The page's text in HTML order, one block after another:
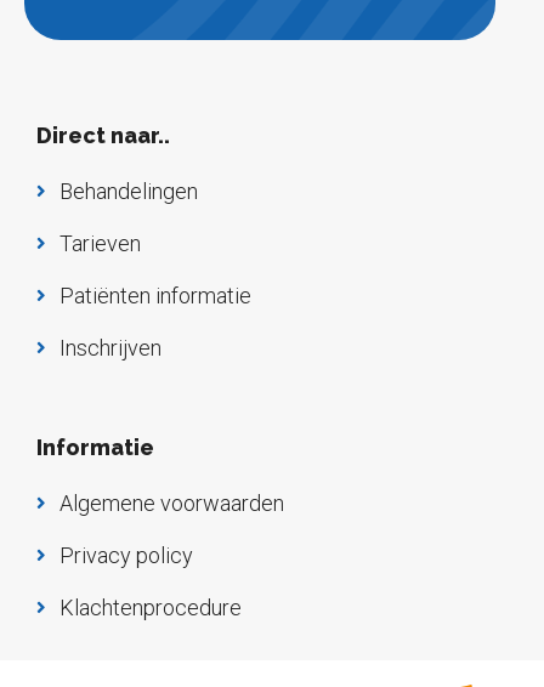
Direct naar..
Behandelingen
Tarieven
Patiënten informatie
Inschrijven
Informatie
Algemene voorwaarden
Privacy policy
Klachtenprocedure